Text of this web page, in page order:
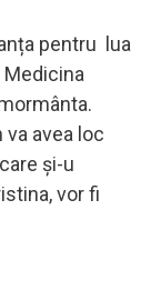
pentru lua
avea loc
și-u
vor fi